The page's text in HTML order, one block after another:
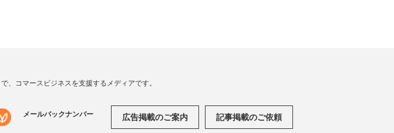
、コマースビジネスを支援するメディアです。
メールバックナンバー 広告掲載のご案内 記事掲載のご依頼